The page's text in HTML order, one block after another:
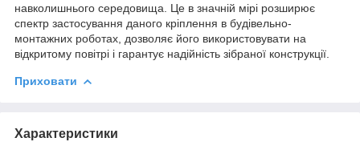
навколишнього середовища. Це в значній мірі розширює
спектр застосування даного кріплення в будівельно-
монтажних роботах, дозволяє його використовувати на
відкритому повітрі і гарантує надійність зібраної конструкції.
Приховати
Характеристики